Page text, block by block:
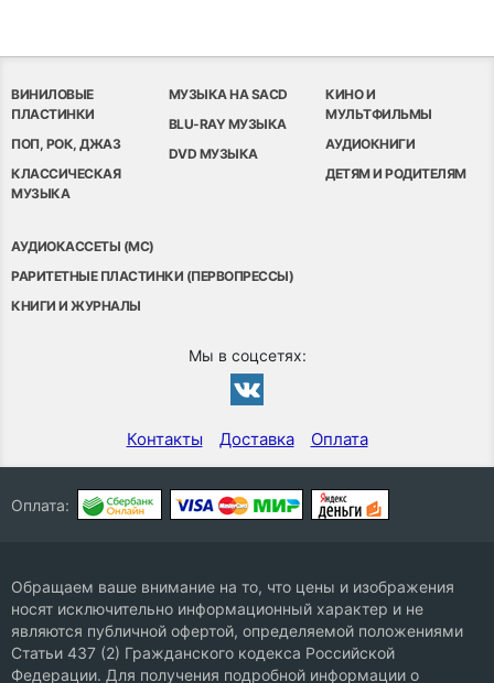
ВИНИЛОВЫЕ
ПЛАСТИНКИ
ПОП, РОК, ДЖАЗ
КЛАССИЧЕСКАЯ
МУЗЫКА
МУЗЫКА НА SACD
BLU-RAY МУЗЫКА
DVD МУЗЫКА
КИНО И
МУЛЬТФИЛЬМЫ
АУДИОКНИГИ
ДЕТЯМ И РОДИТЕЛЯМ
АУДИОКАССЕТЫ (MC)
РАРИТЕТНЫЕ ПЛАСТИНКИ (ПЕРВОПРЕССЫ)
КНИГИ И ЖУРНАЛЫ
Мы в соцсетях:
Контакты Доставка Оплата
Оплата:
Обращаем ваше внимание на то, что цены и изображения
носят исключительно информационный характер и не
являются публичной офертой, определяемой положениями
Статьи 437 (2) Гражданского кодекса Российской
Федерации. Для получения подробной информации о